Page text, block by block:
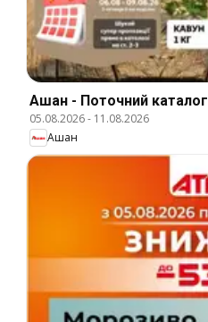
Ашан - Поточний каталог
05.08.2026- 11.08.2026
Ашан